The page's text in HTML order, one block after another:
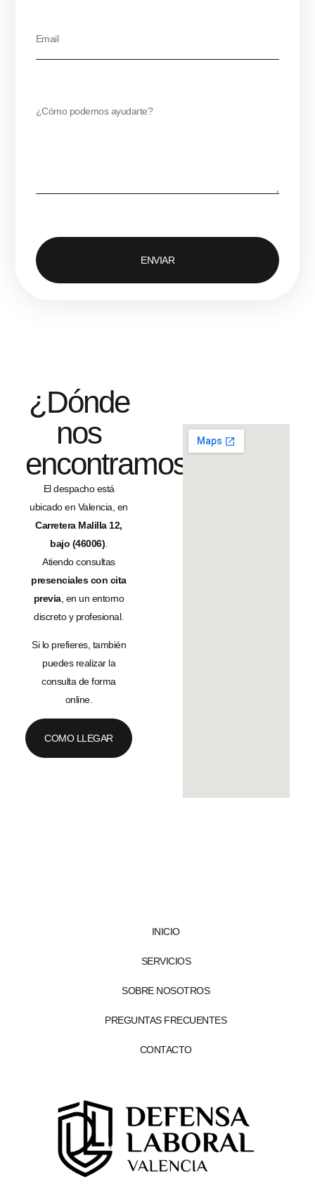
ENVIAR
¿Dónde
nos
encontramos?
El despacho está
ubicado en Valencia, en
Carretera Malilla 12,
bajo (46006)
Atiendo consultas
presenciales con cita
previa, en un entorno
discreto y profesional.
Si lo prefieres, también
puedes realizar la
consulta de forma
online.
COMO LLEGAR
INICIO
SERVICIOS
SOBRE NOSOTROS
PREGUNTAS FRECUENTES
CONTACTO